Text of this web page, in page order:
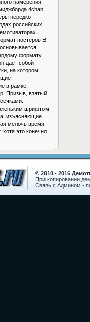
намерения.
4chan,
нередко
российских.
постеров В
формату.
дает собой
на котором
в рамке,
Призыв, взятый
шрифтом
изъясняющие
мелочь время
хотя это конечно,
© 2010 - 2016
При копировании
Связь с Админом -